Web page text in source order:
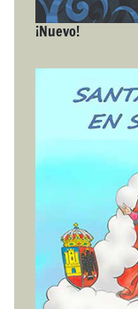
¡Nuevo!